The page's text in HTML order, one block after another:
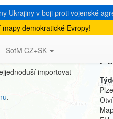
Ukrajiny v boji proti vojenské
demokratické Evropy!
SotM CZ+SK
importovat
.